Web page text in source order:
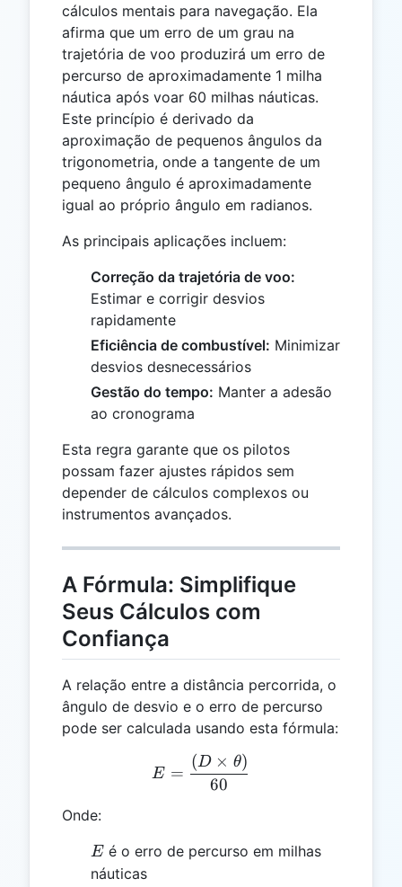
cálculos mentais para navegação. Ela
afirma que um erro de um grau na
trajetória de voo produzirá um erro de
percurso de aproximadamente 1 milha
náutica após voar 60 milhas náuticas.
Este princípio é derivado da
aproximação de pequenos ângulos da
trigonometria, onde a tangente de um
pequeno ângulo é aproximadamente
igual ao próprio ângulo em radianos.
As principais aplicações incluem:
Correção da trajetória de voo:
Estimar e corrigir desvios
rapidamente
Eficiência de combustível: Minimizar
desvios desnecessários
Gestão do tempo: Manter a adesão
ao cronograma
Esta regra garante que os pilotos
possam fazer ajustes rápidos sem
depender de cálculos complexos ou
instrumentos avançados.
A Fórmula: Simplifique
Seus Cálculos com
Confiança
A relação entre a distância percorrida, o
ângulo de desvio e o erro de percurso
pode ser calculada usando esta fórmula:
E = \frac{(D \times
E =
60
(D × θ)
Onde:
E
E é o erro de percurso em milhas
náuticas